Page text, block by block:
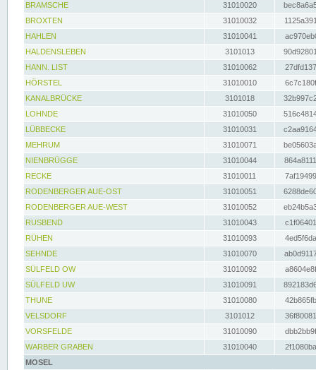
BRAMSCHE
31010020
BROXTEN
31010032
HAHLEN
31010041
HALDENSLEBEN
3101013
HANN. LIST
31010062
HÖRSTEL
31010010
KANALBRÜCKE
3101018
LOHNDE
31010050
LÜBBECKE
31010031
MEHRUM
31010071
NIENBRÜGGE
31010044
RECKE
31010011
RODENBERGER AUE-OST
31010051
RODENBERGER AUE-WEST
31010052
RUSBEND
31010043
RÜHEN
31010093
SEHNDE
31010070
SÜLFELD OW
31010092
SÜLFELD UW
31010091
THUNE
31010080
VELSDORF
3101012
VORSFELDE
31010090
WARBER GRABEN
31010040
MOSEL